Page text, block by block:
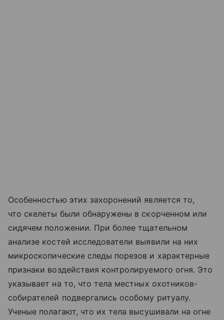
Особенностью этих захоронений является то,
что скелеты были обнаружены в скорченном или
сидячем положении. При более тщательном
анализе костей исследователи выявили на них
микроскопические следы порезов и характерные
признаки воздействия контролируемого огня. Это
указывает на то, что тела местных охотников-
собирателей подвергались особому ритуалу.
Ученые полагают, что их тела высушивали на огне